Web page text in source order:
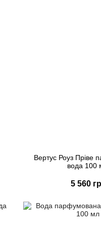
Вертус Роуз Пріве
вода 100
5 560
Швидке